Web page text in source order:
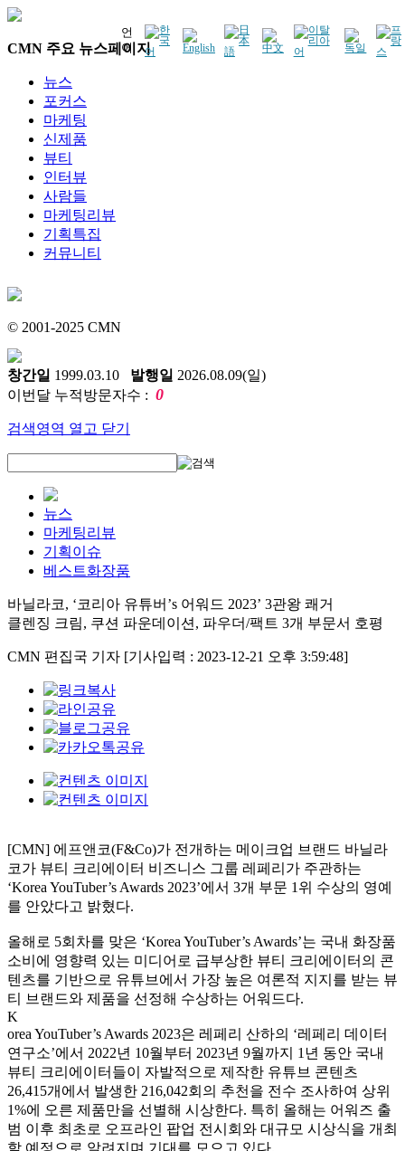
언
어
CMN 주요 뉴스페이지
뉴스
포커스
마케팅
신제품
뷰티
인터뷰
사람들
마케팅리뷰
기획특집
커뮤니티
© 2001-2025 CMN
창간일 1999.03.10 발행일 2026.08.09(일)
이번달 누적방문자수 : 0
검색영역 열고 닫기
뉴스
마케팅리뷰
기획이슈
베스트화장품
바닐라코, ‘코리아 유튜버’s 어워드 2023’ 3관왕 쾌거
클렌징 크림, 쿠션 파운데이션, 파우더/팩트 3개 부문서 호평
CMN 편집국 기자 [기사입력 : 2023-12-21 오후 3:59:48]
[CMN] 에프앤코(F&Co)가 전개하는 메이크업 브랜드 바닐라
코가 뷰티 크리에이터 비즈니스 그룹 레페리가 주관하는
‘Korea YouTuber’s Awards 2023’에서 3개 부문 1 위 수상의 영예
를 안았다고 밝혔다.
올해로 5회차를 맞은 ‘Korea YouTuber’s Awards’는 국내 화장품
소비에 영향력 있는 미디어로 급부상한 뷰티 크리에이터의 콘
텐츠를 기반으로 유튜브에서 가장 높은 여론적 지지를 받는 뷰
티 브랜드와 제품을 선정해 수상하는 어워드다.
K
orea YouTuber’s Awards 2023은 레페리 산하의 ‘레페리 데이터
연구소’에서 2022년 10월부터 2023년 9월까지 1 년 동안 국내
뷰티 크리에이터들이 자발적으로 제작한 유튜브 콘텐츠
26,415개에서 발생한 216,042회의 추천을 전수 조사하여 상위
1%에 오른 제품만을 선별해 시상한다. 특히 올해는 어워즈 출
범 이후 최초로 오프라인 팝업 전시회와 대규모 시상식을 개최
할 예정으로 알려지며 기대를 모으고 있다.